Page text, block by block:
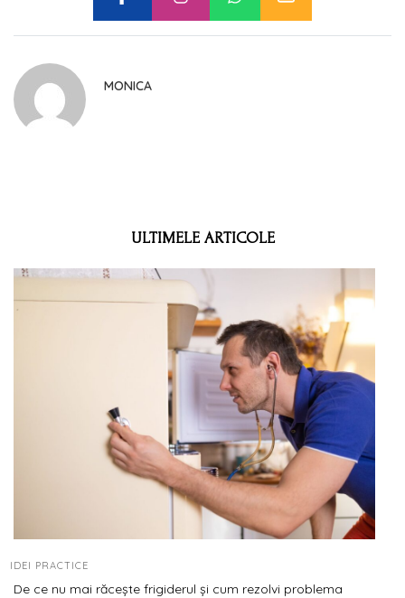
MONICA
ULTIMELE ARTICOLE
IDEI PRACTICE
De ce nu mai răcește frigiderul și cum rezolvi problema